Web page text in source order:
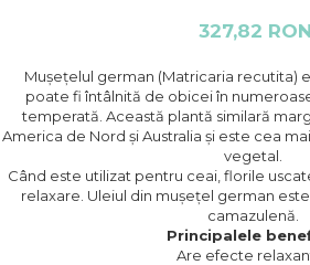
327,82 RON
Mușețelul german (Matricaria recutita)
poate fi întâlnită de obicei în
temperată. Această plantă similară
America de Nord și Australia și este cea
vegetal.
Când este utilizat pentru ceai, florile
relaxare. Uleiul din mușețel german
camazulenă.
Principalele
Are efecte